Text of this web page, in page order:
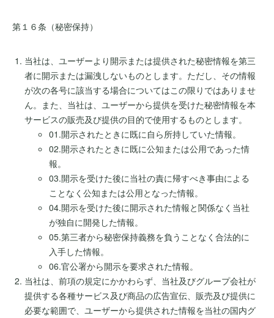
第１６条（秘密保持）
当社は、ユーザーより開示または提供された秘密情報を第三
者に開示または漏洩しないものとします。ただし、その情報
が次の各号に該当する場合についてはこの限りではありませ
ん。また、当社は、ユーザーから提供を受けた秘密情報を本
サービスの販売及び提供の目的で使用するものとします。
01.開示されたときに既に自ら所持していた情報。
02.開示されたときに既に公知または公用であった情
報。
03.開示を受けた後に当社の責に帰すべき事由による
ことなく公知または公用となった情報。
04.開示を受けた後に開示された情報と関係なく当社
が独自に開発した情報。
05.第三者から秘密保持義務を負うことなく合法的に
入手した情報。
06.官公署から開示を要求された情報。
当社は、前項の規定にかかわらず、当社及びグループ会社が
提供する各種サービス及び商品の広告宣伝、販売及び提供に
必要な範囲で、ユーザーから提供された情報を当社の国内グ